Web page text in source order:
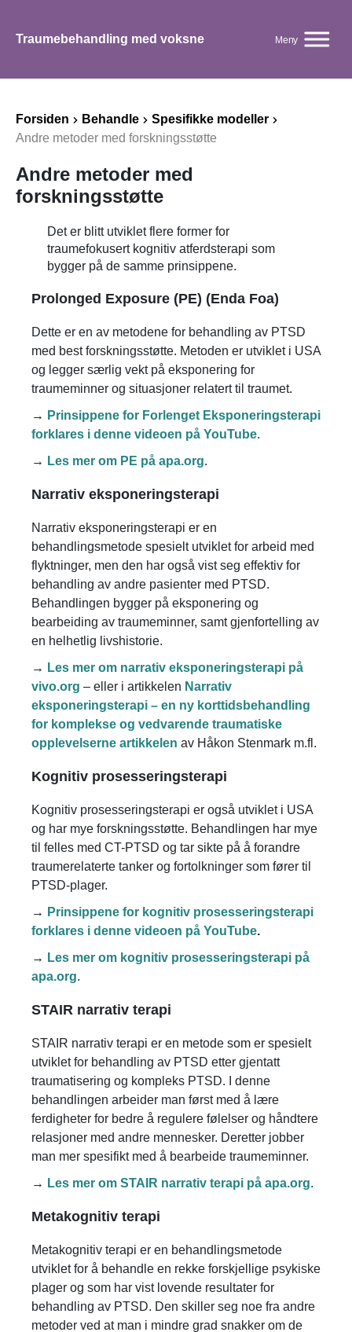
Traumebehandling med voksne Meny
Forsiden Behandle
Spesifikke modeller
Andre metoder med forskningsstøtte
Andre metoder med
forskningsstøtte
Det er blitt utviklet flere former for
traumefokusert kognitiv atferdsterapi som
bygger på de samme prinsippene.
Prolonged Exposure (PE) (Enda Foa)
Dette er en av metodene for behandling av PTSD
med best forskningsstøtte. Metoden er utviklet i USA
og legger særlig vekt på eksponering for
traumeminner og situasjoner relatert til traumet.
→ Prinsippene for Forlenget Eksponeringsterapi
forklares i denne videoen på YouTube.
→ Les mer om PE på apa.org.
Narrativ eksponeringsterapi
Narrativ eksponeringsterapi er en
behandlingsmetode spesielt utviklet for arbeid med
flyktninger, men den har også vist seg effektiv for
behandling av andre pasienter med PTSD.
Behandlingen bygger på eksponering og
bearbeiding av traumeminner, samt gjenfortelling av
en helhetlig livshistorie.
→ Les mer om narrativ eksponeringsterapi på
vivo.org – eller i artikkelen Narrativ
eksponeringsterapi – en ny korttidsbehandling
for komplekse og vedvarende traumatiske
opplevelserne artikkelen av Håkon Stenmark m.fl.
Kognitiv prosesseringsterapi
Kognitiv prosesseringsterapi er også utviklet i USA
og har mye forskningsstøtte. Behandlingen har mye
til felles med CT-PTSD og tar sikte på å forandre
traumerelaterte tanker og fortolkninger som fører til
PTSD-plager.
→ Prinsippene for kognitiv prosesseringsterapi
forklares i denne videoen på YouTube.
→ Les mer om kognitiv prosesseringsterapi på
apa.org.
STAIR narrativ terapi
STAIR narrativ terapi er en metode som er spesielt
utviklet for behandling av PTSD etter gjentatt
traumatisering og kompleks PTSD. I denne
behandlingen arbeider man først med å lære
ferdigheter for bedre å regulere følelser og håndtere
relasjoner med andre mennesker. Deretter jobber
man mer spesifikt med å bearbeide traumeminner.
→ Les mer om STAIR narrativ terapi på apa.org.
Metakognitiv terapi
Metakognitiv terapi er en behandlingsmetode
utviklet for å behandle en rekke forskjellige psykiske
plager og som har vist lovende resultater for
behandling av PTSD. Den skiller seg noe fra andre
metoder ved at man i mindre grad snakker om de